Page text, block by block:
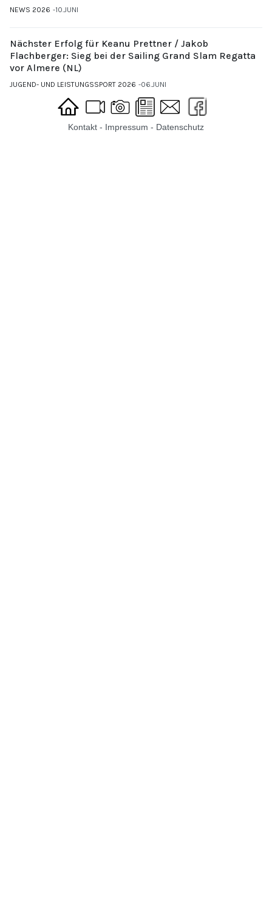
NEWS 2026 10.JUNI
Nächster Erfolg für Keanu Prettner / Jakob
Flachberger: Sieg bei der Sailing Grand Slam Regatta
vor Almere (NL)
JUGEND- UND LEISTUNGSSPORT 2026 06.JUNI
Kontakt - Impressum - Datenschutz